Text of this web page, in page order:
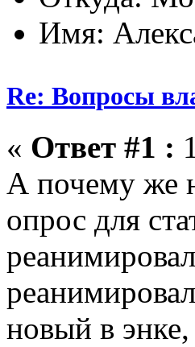
Имя:
Re: Вопросы
« Ответ #1 :
А почему же
опрос для
новый в